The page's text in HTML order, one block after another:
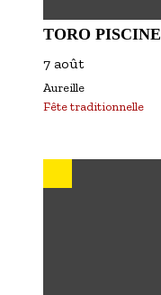
TORO PISCINE
7 août
Aureille
Fête traditionnelle